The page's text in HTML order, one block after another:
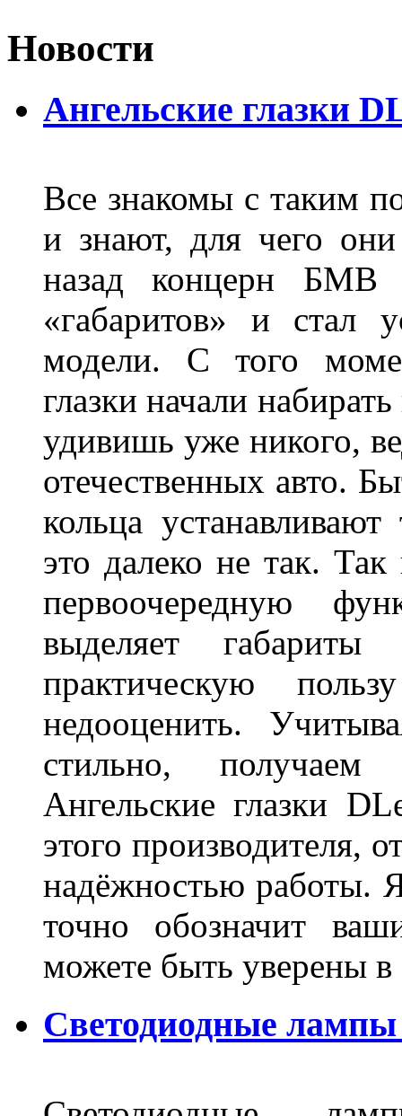
Новости
Ангельские глазки
Все знакомы с таким
и знают, для чего
назад концерн БМВ
«габаритов» и стал
модели. С того
глазки начали
удивишь уже никого,
отечественных авто.
кольца
это далеко не так. Так
первоочередную
выделяет
практическую
недооценить.
стильно,
Ангельские глазки
этого производителя,
надёжностью работы.
точно обозначит
можете быть уверены
Светодиодные